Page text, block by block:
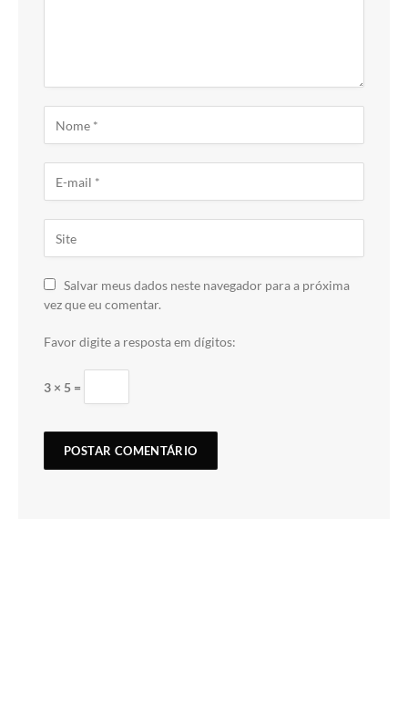
Salvar meus dados neste navegador para a próxima
vez que eu comentar.
Favor digite a resposta em dígitos:
3 × 5 =